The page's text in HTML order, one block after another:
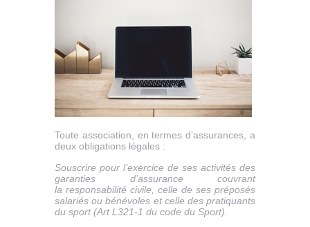
Toute association, en termes d’assurances, a
deux obligations légales :
Souscrire pour l’exercice de ses activités des
garanties d’assurance couvrant
la responsabilité civile, celle de ses préposés
salariés ou bénévoles et celle des pratiquants
du sport (Art L321-1 du code du Sport).